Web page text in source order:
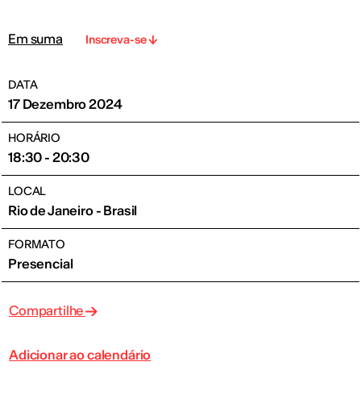
Em suma Inscreva-se
DATA
17 Dezembro 2024
HORÁRIO
18:30 - 20:30
LOCAL
Rio de Janeiro - Brasil
FORMATO
Presencial
Compartilhe
Adicionar ao calendário